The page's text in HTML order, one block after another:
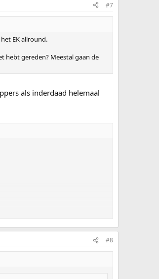
#7
EK allround.
hebt gereden? Meestal gaan de
als inderdaad helemaal
#8